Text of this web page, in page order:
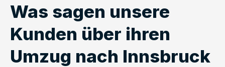
Was sagen unsere
Kunden über ihren
Umzug nach Innsbruck